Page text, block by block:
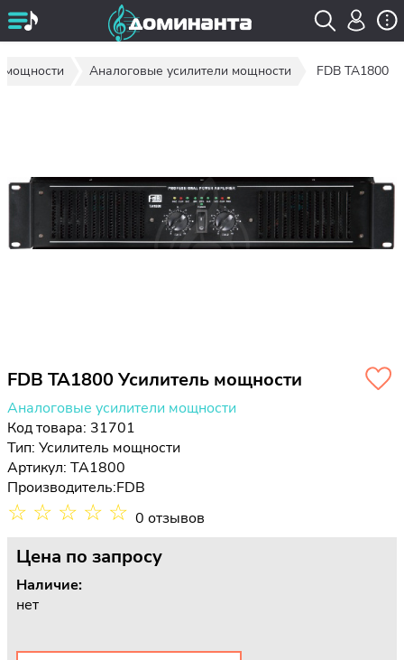
мощности Аналоговые усилители мощности FDB TA1800
FDB TA1800 Усилитель мощности
Аналоговые усилители мощности
Код товара: 31701
Тип: Усилитель мощности
Артикул: TA1800
Производитель:FDB
☆ ☆ ☆ ☆ ☆ 0 отзывов
Цена по запросу
Наличие:
нет